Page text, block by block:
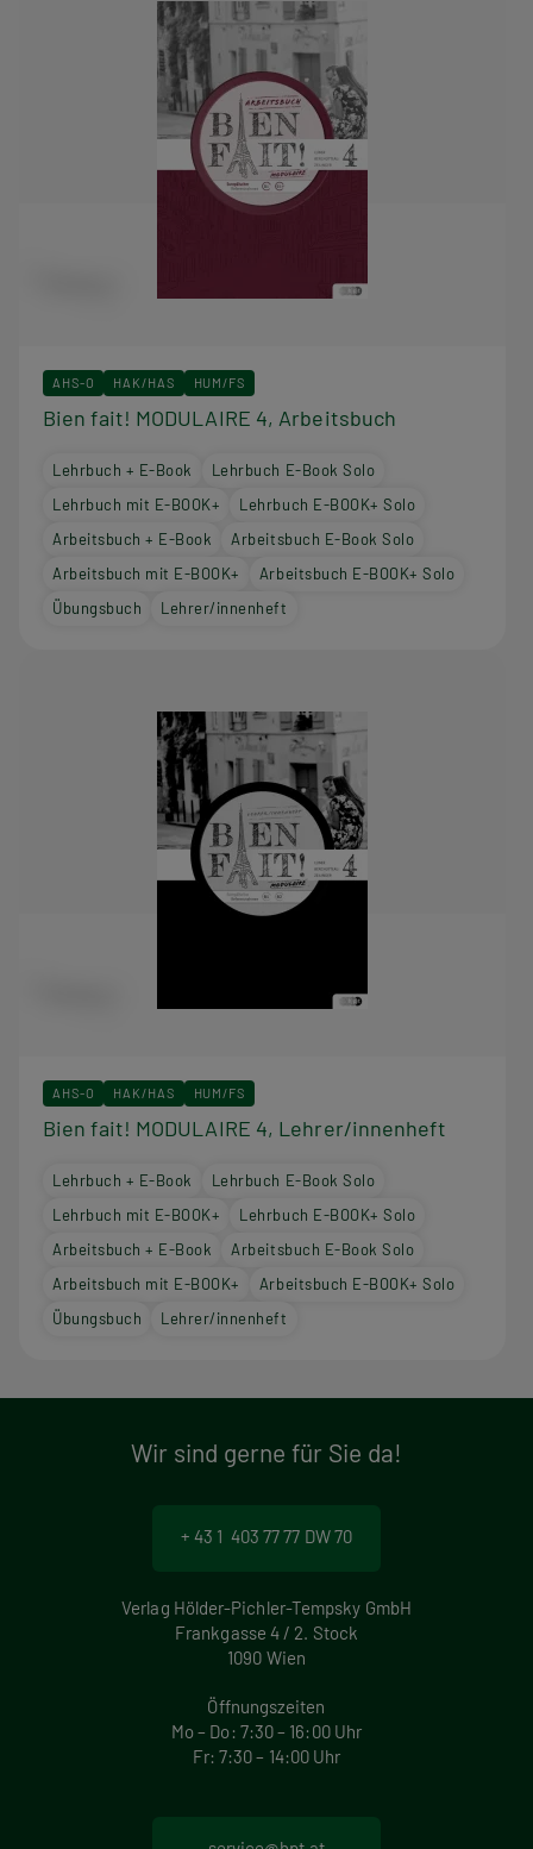
AHS-O HAK/HAS HUM/FS
Bien fait! MODULAIRE 4, Arbeitsbuch
Lehrbuch + E-Book
Lehrbuch E-Book Solo
Lehrbuch mit E-BOOK+
Lehrbuch E-BOOK+ Solo
Arbeitsbuch + E-Book
Arbeitsbuch E-Book Solo
Arbeitsbuch mit E-BOOK+
Arbeitsbuch E-BOOK+ Solo
Übungsbuch
Lehrer/innenheft
AHS-O HAK/HAS HUM/FS
Bien fait! MODULAIRE 4, Lehrer/innenheft
Lehrbuch + E-Book
Lehrbuch E-Book Solo
Lehrbuch mit E-BOOK+
Lehrbuch E-BOOK+ Solo
Arbeitsbuch + E-Book
Arbeitsbuch E-Book Solo
Arbeitsbuch mit E-BOOK+
Arbeitsbuch E-BOOK+ Solo
Übungsbuch
Lehrer/innenheft
Wir sind gerne für Sie da!
+ 43 1 403 77 77 DW 70
Verlag Hölder-Pichler-Tempsky GmbH
Frankgasse 4 / 2. Stock
1090 Wien
Öffnungszeiten
Mo – Do: 7:30 – 16:00 Uhr
Fr: 7:30 – 14:00 Uhr